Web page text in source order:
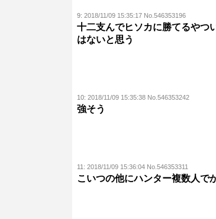
9: 2018/11/09 15:35:17 No.546353196
十二支んでヒソカに勝てるやつ
はないと思う
10: 2018/11/09 15:35:38 No.546353242
強そう
11: 2018/11/09 15:36:04 No.546353311
こいつの他にハンター複数人で